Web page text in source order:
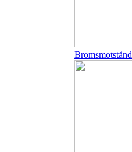
Bromsmotstånd